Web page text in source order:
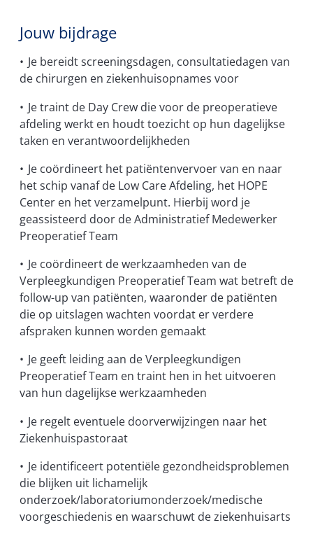
Jouw bijdrage
• Je bereidt screeningsdagen, consultatiedagen van
de chirurgen en ziekenhuisopnames voor
• Je traint de Day Crew die voor de preoperatieve
afdeling werkt en houdt toezicht op hun dagelijkse
taken en verantwoordelijkheden
• Je coördineert het patiëntenvervoer van en naar
het schip vanaf de Low Care Afdeling, het HOPE
Center en het verzamelpunt. Hierbij word je
geassisteerd door de Administratief Medewerker
Preoperatief Team
• Je coördineert de werkzaamheden van de
Verpleegkundigen Preoperatief Team wat betreft de
follow-up van patiënten, waaronder de patiënten
die op uitslagen wachten voordat er verdere
afspraken kunnen worden gemaakt
• Je geeft leiding aan de Verpleegkundigen
Preoperatief Team en traint hen in het uitvoeren
van hun dagelijkse werkzaamheden
• Je regelt eventuele doorverwijzingen naar het
Ziekenhuispastoraat
• Je identificeert potentiële gezondheidsproblemen
die blijken uit lichamelijk
onderzoek/laboratoriumonderzoek/medische
voorgeschiedenis en waarschuwt de ziekenhuisarts